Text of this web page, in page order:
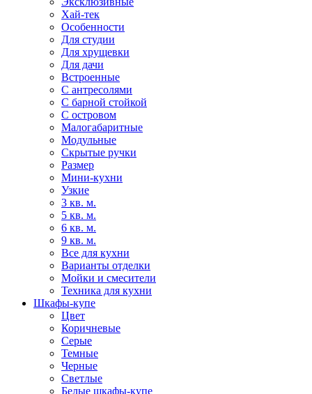
Хай-тек
Особенности
Для студии
Для хрущевки
Для дачи
Встроенные
С антресолями
С барной стойкой
С островом
Малогабаритные
Модульные
Скрытые ручки
Размер
Мини-кухни
Узкие
3 кв. м.
5 кв. м.
6 кв. м.
9 кв. м.
Все для кухни
Варианты отделки
Мойки и смесители
Техника для кухни
Шкафы-купе
Цвет
Коричневые
Серые
Темные
Черные
Светлые
Белые шкафы-купе